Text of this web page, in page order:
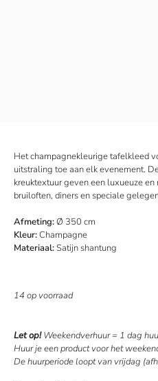
Het champagnekleurige tafelkleed
uitstraling toe aan elk evenement.
kreuktextuur geven een luxueuze
bruiloften, diners en speciale
Afmeting:Ø 350 cm
Kleur:Champagne
Materiaal:Satijn shantung
14 op voorraad
Let op!Weekendverhuur = 1 dag
Huur je een product voor het
De huurperiode loopt van vrijdag